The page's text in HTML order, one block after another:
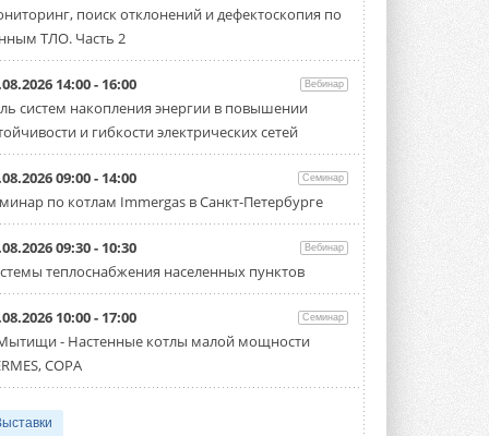
Тепловые насосы в связке с
солнечной генерацией и
накопителем снижают
потребление на 60%
Исследователи из Италии установили ...
4 АВГУСТА 2026
«РУСКЛИМАТ Fest 2026» в Уфе
собрал свыше 700 профи
климатической отрасли
Организатором выступил торгово-
производственный холдинг ...
ЦОД с плотностью 54 кВт на
стойку
3 АВГУСТА 2026
поиск отклонений и дефектоскопия по
ТЛО. Часть 2
14:00 - 16:00 Вебинар
систем накопления энергии в повышении
и гибкости электрических сетей
09:00 - 14:00 Семинар
по котлам Immergas в Санкт-Петербурге
09:30 - 10:30 Вебинар
теплоснабжения населенных пунктов
10:00 - 17:00 Семинар
- Настенные котлы малой мощности
COPA